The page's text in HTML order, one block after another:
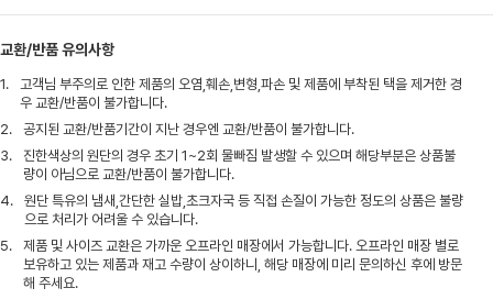
교환/반품 유의사항
1.
고객님 부주의로 인한 제품의 오염,훼손,변형,파손 및 제품에 부착된 택을 제거한 경
우 교환/반품이 불가합니다.
2.
공지된 교환/반품기간이 지난 경우엔 교환/반품이 불가합니다.
3.
진한색상의 원단의 경우 초기 1~2회 물빠짐 발생할 수 있으며 해당부분은 상품불
량이 아님으로 교환/반품이 불가합니다.
4.
원단 특유의 냄새,간단한 실밥,초크자국 등 직접 손질이 가능한 정도의 상품은 불량
으로 처리가 어려울 수 있습니다.
5.
제품 및 사이즈 교환은 가까운 오프라인 매장에서 가능합니다. 오프라인 매장 별로
보유하고 있는 제품과 재고 수량이 상이하니, 해당 매장에 미리 문의하신 후에 방문
해 주세요.